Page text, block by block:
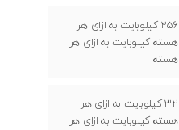
256 کیلوبایت به ازای هر
هسته کیلوبایت به ازای هر
هسته
32 کیلوبایت به ازای هر
هسته کیلوبایت به ازای هر